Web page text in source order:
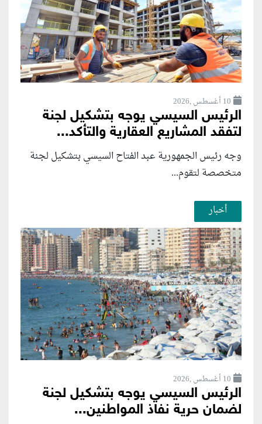
10 أغسطس ,2026
الرئيس السيسي يوجه بتشكيل لجنة
لتفقد المشاريع العقارية والتأكد...
وجه رئيس الجمهورية عبد الفتاح السيسي بتشكيل لجنة
متخصصة لتقوم...
أخبار
10 أغسطس ,2026
الرئيس السيسي يوجه بتشكيل لجنة
لضمان حرية نفاذ المواطنين...